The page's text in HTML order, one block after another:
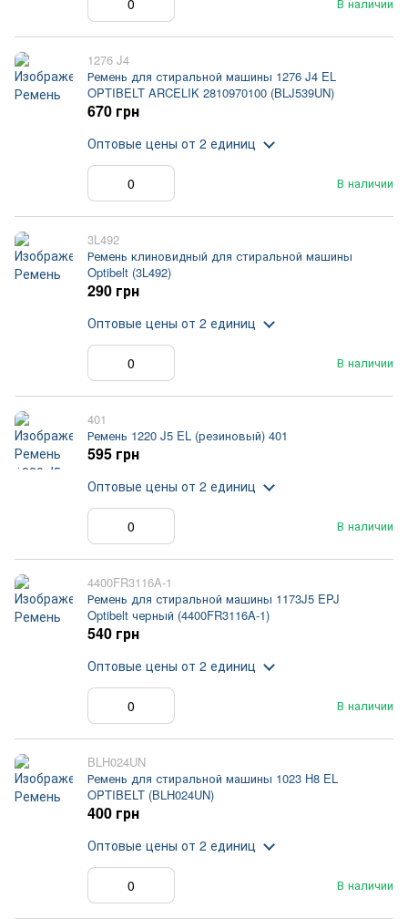
1276 J4
Ремень для стиральной машины 1276 J4 EL
OPTIBELT ARCELIK 2810970100 (BLJ539UN)
В наличии
670 грн
Оптовые цены от 2 единиц
3L492
Ремень клиновидный для стиральной машины
Optibelt (3L492)
В наличии
290 грн
Оптовые цены от 2 единиц
401
Ремень 1220 J5 EL (резиновый) 401
В наличии
595 грн
Оптовые цены от 2 единиц
4400FR3116A-1
Ремень для стиральной машины 1173J5 EPJ
Optibelt черный (4400FR3116A-1)
В наличии
540 грн
Оптовые цены от 2 единиц
BLH024UN
Ремень для стиральной машины 1023 H8 EL
OPTIBELT (BLH024UN)
В наличии
400 грн
Оптовые цены от 2 единиц